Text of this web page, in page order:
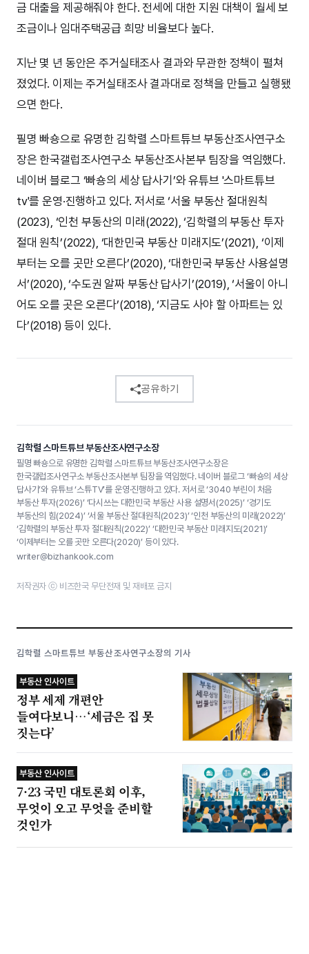
금 대출을 제공해줘야 한다. 전세에 대한 지원 대책이 월세 보
조금이나 임대주택공급 희망 비율보다 높다.
지난 몇 년 동안은 주거실태조사 결과와 무관한 정책이 펼쳐
졌었다. 이제는 주거실태조사 결과대로 정책을 만들고 실행됐
으면 한다.
필명 빠숑으로 유명한 김학렬 스마트튜브 부동산조사연구소
장은 한국갤럽조사연구소 부동산조사본부 팀장을 역임했다.
네이버 블로그 ‘빠숑의 세상 답사기’와 유튜브 '스마트튜브
tv'를 운영·진행하고 있다. 저서로 ‘서울 부동산 절대원칙
(2023), ‘인천 부동산의 미래(2022), ‘김학렬의 부동산 투자
절대 원칙’(2022), ‘대한민국 부동산 미래지도’(2021), ‘이제
부터는 오를 곳만 오른다’(2020), ‘대한민국 부동산 사용설명
서’(2020), ‘수도권 알짜 부동산 답사기’(2019), ‘서울이 아니
어도 오를 곳은 오른다’(2018), ‘지금도 사야 할 아파트는 있
다’(2018) 등이 있다.
공유하기
김학렬 스마트튜브 부동산조사연구소장
필명 빠숑으로 유명한 김학렬 스마트튜브 부동산조사연구소장은
한국갤럽조사연구소 부동산조사본부 팀장을 역임했다. 네이버 블로그 ‘빠숑의 세상
답사기’와 유튜브 ‘스튜TV’를 운영·진행하고 있다. 저서로 ‘3040 부린이 처음
부동산 투자(2026)’ ‘다시쓰는 대한민국 부동산 사용 설명서(2025)’ ‘경기도
부동산의 힘(2024)’ ‘서울 부동산 절대원칙(2023)’ ‘인천 부동산의 미래(2022)’
‘김학렬의 부동산 투자 절대원칙(2022)’ ‘대한민국 부동산 미래지도(2021)’
‘이제부터는 오를 곳만 오른다(2020)’ 등이 있다.
writer@bizhankook.com
저작권자 ⓒ 비즈한국 무단전재 및 재배포 금지
김학렬 스마트튜브 부동산조사연구소장의 기사
부동산 인사이트
정부 세제 개편안
들여다보니…‘세금은 집 못
짓는다’
부동산 인사이트
7·23 국민 대토론회 이후,
무엇이 오고 무엇을 준비할
것인가